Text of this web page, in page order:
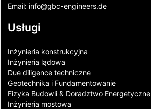
Email: info@gbc-engineers.de
Usługi
Inżynieria konstrukcyjna
Inżynieria lądowa
Due diligence techniczne
Geotechnika i Fundamentowanie
Fizyka Budowli & Doradztwo Energetyczne
Inżynieria mostowa